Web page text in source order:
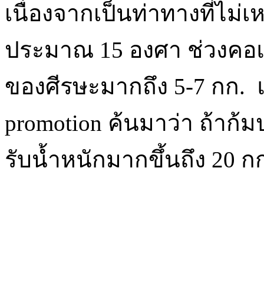
เนื่องจากเป็นท่าทางที่ไม่
ประมาณ 15 องศา ช่วงค
ของศีรษะมากถึง 5-7 กก.
promotion ค้นมาว่า ถ้าก้
รับน้ำหนักมากขึ้นถึง 20 ก